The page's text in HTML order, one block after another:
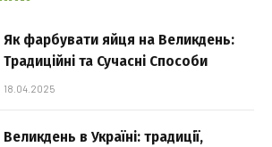
Як фарбувати яйця на Великдень:
Традиційні та Сучасні Способи
18.04.2025
Великдень в Україні: традиції,